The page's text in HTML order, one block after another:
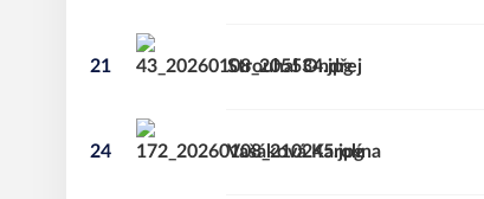
21 Ondřej
Strouhal
24 Karolína
Vašáková